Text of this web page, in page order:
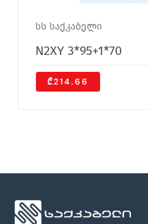
სს საქკაბელი
N2XY 3*95+1*70
₾214.66